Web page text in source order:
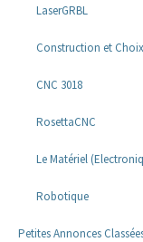
LaserGRBL
Construction et Choix
CNC 3018
RosettaCNC
Le Matériel
Robotique
Petites Annonces